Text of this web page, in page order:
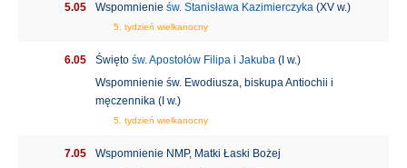
5.05 Wspomnienie św. Stanisława Kazimierczyka (XV w.)
5. tydzień wielkanocny
6.05 Święto św. Apostołów Filipa i Jakuba (I w.)
Wspomnienie św. Ewodiusza, biskupa Antiochii i
męczennika (I w.)
5. tydzień wielkanocny
7.05 Wspomnienie NMP, Matki Łaski Bożej